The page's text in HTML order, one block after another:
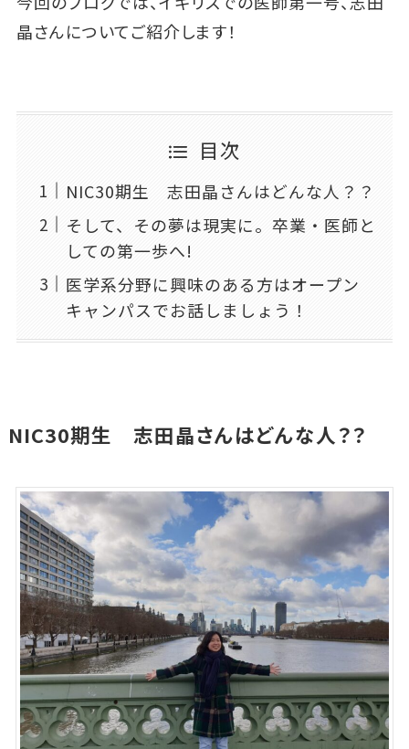
晶さんについてご紹介します！
目次
NIC30期生 志田晶さんはどんな人？？
そして、その夢は現実に。卒業・医師と
しての第一歩へ!
医学系分野に興味のある方はオープン
キャンパスでお話しましょう！
NIC30期生 志田晶さんはどんな人？？